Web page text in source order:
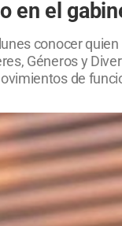
en el
conocer quien
Géneros y
de